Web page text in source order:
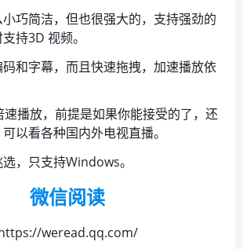
巧简洁，但也很强大的，支持强劲的
持3D 视频。
和字幕，而且快速拖拽，加速播放依
速播放，前提是如果你能接受的了，还
以看各种国内外电视直播。
，只支持Windows。
微信阅读
weread.qq.com/